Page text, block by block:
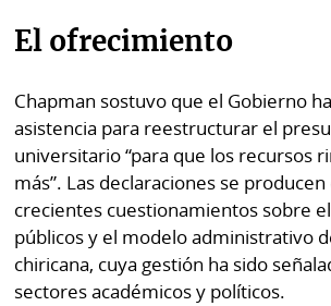
El ofrecimiento
Chapman sostuvo que el Gobierno
asistencia para reestructurar el
universitario “para que los recursos
más”. Las declaraciones se
crecientes cuestionamientos sobre
públicos y el modelo administrativo
chiricana, cuya gestión ha sido
sectores académicos y políticos.